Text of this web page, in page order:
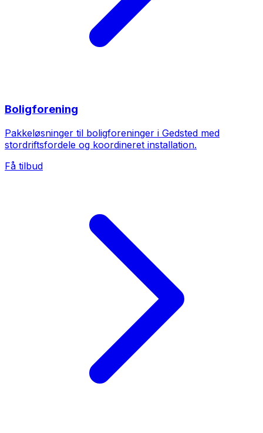
Boligforening
Pakkeløsninger til boligforeninger i Gedsted med
stordriftsfordele og koordineret installation.
Få tilbud